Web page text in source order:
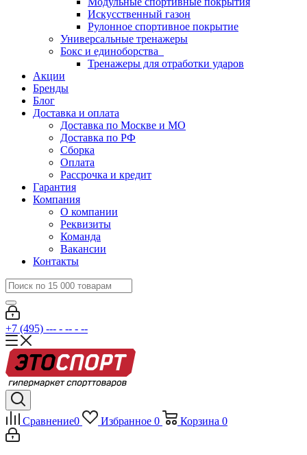
Искусственный газон
Рулонное спортивное покрытие
Универсальные тренажеры
Бокс и единоборства
Тренажеры для отработки ударов
Акции
Бренды
Блог
Доставка и оплата
Доставка по Москве и МО
Доставка по РФ
Сборка
Оплата
Рассрочка и кредит
Гарантия
Компания
О компании
Реквизиты
Команда
Вакансии
Контакты
+7 (495) --- - -- - --
Сравнение0 Избранное 0 Корзина 0